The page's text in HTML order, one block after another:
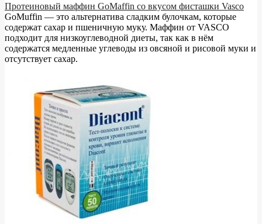
Протеиновый маффин GoMaffin со вкусом фисташки Vasco
GoMuffin — это альтернатива сладким булочкам, которые
содержат сахар и пшеничную муку. Маффин от VASCO
подходит для низкоуглеводной диеты, так как в нём
содержатся медленные углеводы из овсяной и рисовой муки и
отсутствует сахар.